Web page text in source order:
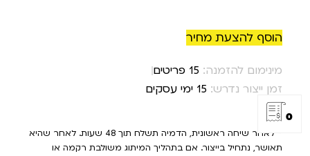
0
הוסף להצעת מחיר
מינימום להזמנה: 15 פריטים
זמן ייצור נדרש: 15 ימי עסקים
* לאחר שיחה ראשונית, הדמיה תשלח תוך 48 שעות. לאחר שהיא
תאושר, נתחיל בייצור. אם בתהליך המיתוג משולבת רקמה או